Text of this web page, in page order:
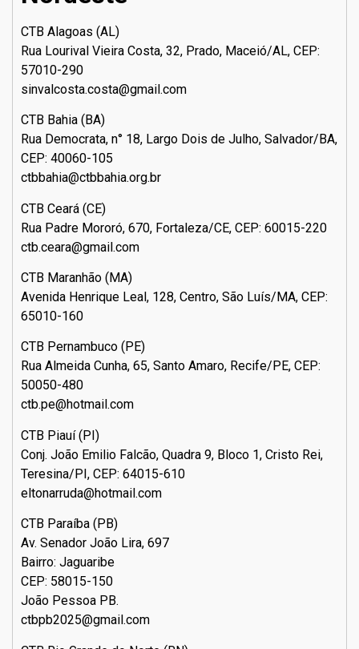
CTB Alagoas (AL)
Rua Lourival Vieira Costa, 32, Prado, Maceió/AL, CEP:
57010-290
sinvalcosta.costa@gmail.com
CTB Bahia (BA)
Rua Democrata, n° 18, Largo Dois de Julho, Salvador/BA,
CEP: 40060-105
ctbbahia@ctbbahia.org.br
CTB Ceará (CE)
Rua Padre Mororó, 670, Fortaleza/CE, CEP: 60015-220
ctb.ceara@gmail.com
CTB Maranhão (MA)
Avenida Henrique Leal, 128, Centro, São Luís/MA, CEP:
65010-160
CTB Pernambuco (PE)
Rua Almeida Cunha, 65, Santo Amaro, Recife/PE, CEP:
50050-480
ctb.pe@hotmail.com
CTB Piauí (PI)
Conj. João Emilio Falcão, Quadra 9, Bloco 1, Cristo Rei,
Teresina/PI, CEP: 64015-610
eltonarruda@hotmail.com
CTB Paraíba (PB)
Av. Senador João Lira, 697
Bairro: Jaguaribe
CEP: 58015-150
João Pessoa PB.
ctbpb2025@gmail.com